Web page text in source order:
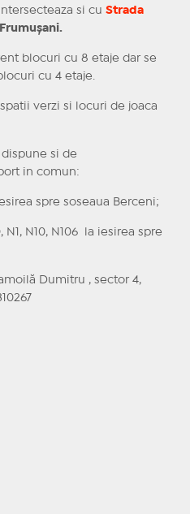
si cu Strada
blocuri cu 8 etaje dar se
cu 4 etaje.
verzi si locuri de joaca
si de
in comun:
spre soseaua Berceni;
N1, N10, N106 la iesirea spre
Dumitru , sector 4,